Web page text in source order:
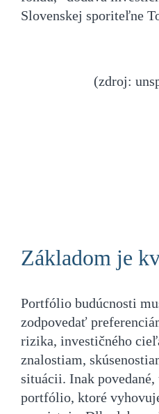
Slovenskej sporiteľne
(zdroj:
Základom je
Portfólio budúcnosti
zodpovedať
rizika, investičného
znalostiam,
situácii. Inak
portfólio, ktoré